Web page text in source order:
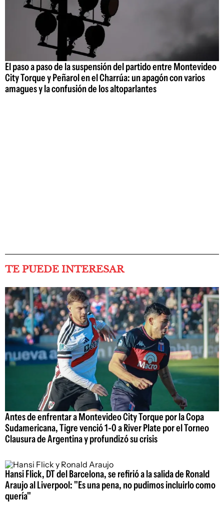
El paso a paso de la suspensión del partido entre Montevideo
City Torque y Peñarol en el Charrúa: un apagón con varios
amagues y la confusión de los altoparlantes
TE PUEDE INTERESAR
Antes de enfrentar a Montevideo City Torque por la Copa
Sudamericana, Tigre venció 1-0 a River Plate por el Torneo
Clausura de Argentina y profundizó su crisis
Hansi Flick, DT del Barcelona, se refirió a la salida de Ronald
Araujo al Liverpool: "Es una pena, no pudimos incluirlo como
quería"